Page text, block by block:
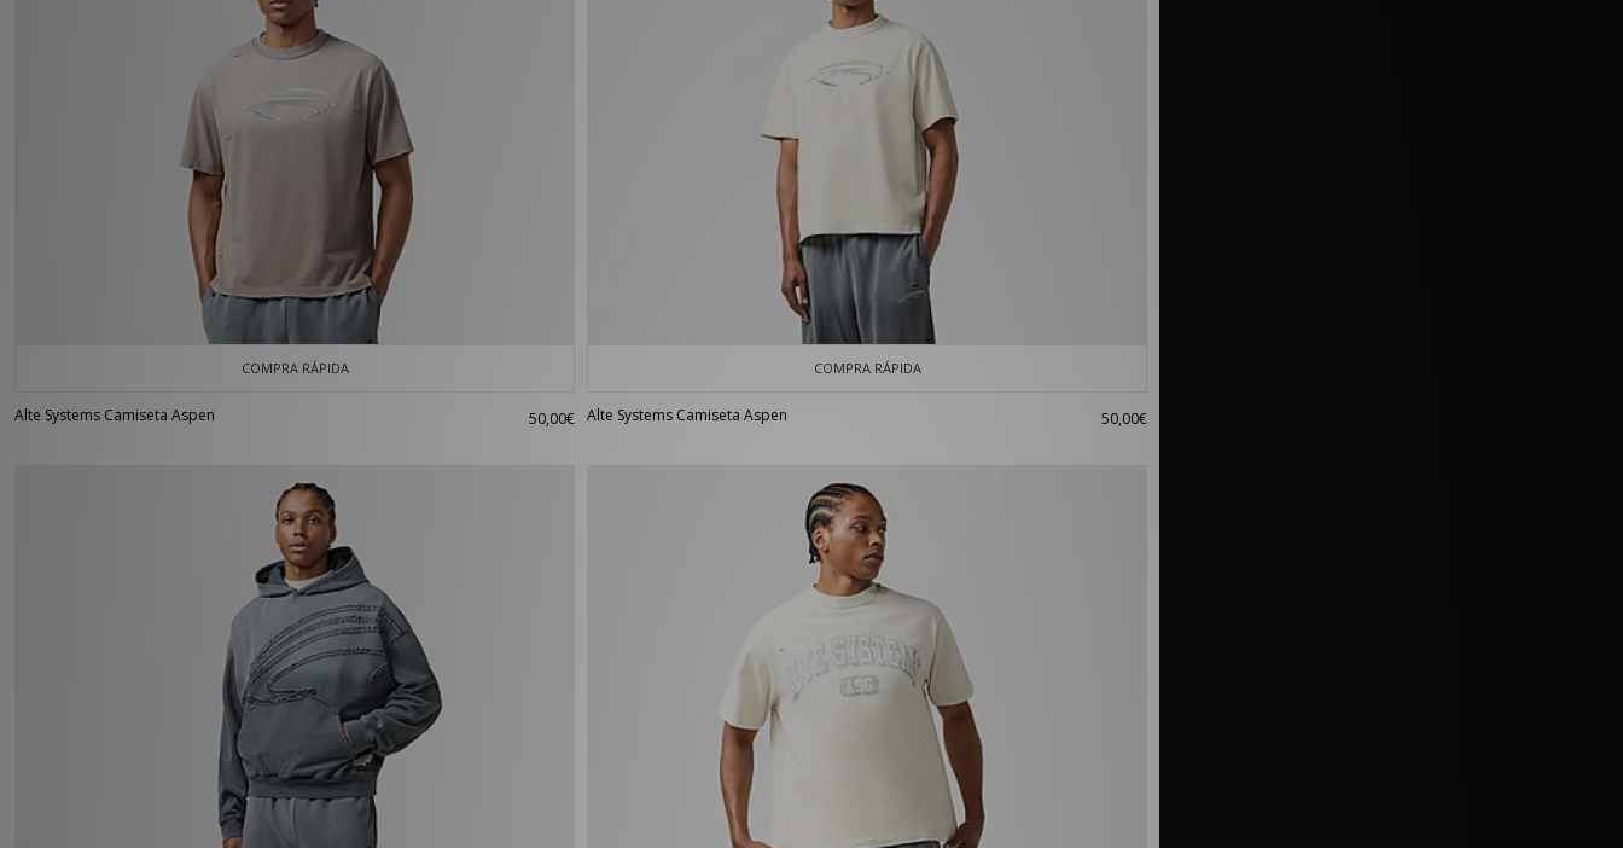
COMPRA RÁPIDA
Alte Systems Camiseta Aspen 50,00€
COMPRA RÁPIDA
Alte Systems Camiseta Aspen 50,00€